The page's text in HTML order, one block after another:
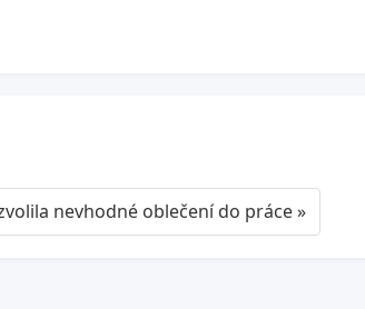
nevhodné oblečení do práce »